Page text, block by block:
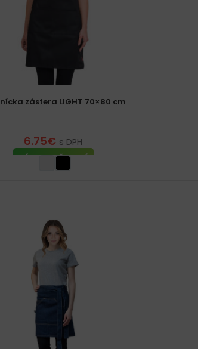
zástera LIGHT 70×80 cm
6.75€ s DPH
VÝBER MOŽNOSTÍ